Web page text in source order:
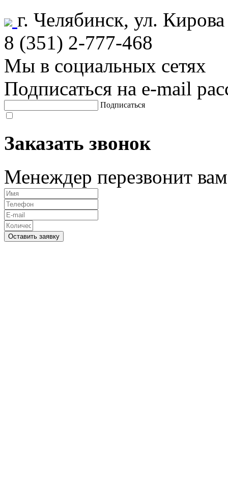
г. Челябинск, ул.
8 (351) 2-777-468
Мы в социальных сетях
Подписаться на e-mail
Подписаться
Заказать звонок
Менеждер перезвонит
Оставить заявку